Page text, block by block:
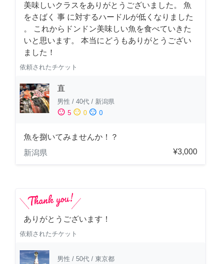
美味しいクラスをありがとうございました。 魚
をさばく 事 に対するハードルが低くなりました
。 これからドンドン美味しい魚を食べていきた
いと思います。 本当にどうもありがとうござい
ました！
依頼されたチケット
直
男性 / 40代 / 新潟県
sentiment_satisfied 5 sentiment_neutral 0 sentiment_dissatisfied 0
魚を捌いてみませんか！？
新潟県
¥3,000
ありがとうございます！
依頼されたチケット
男性 / 50代 / 東京都